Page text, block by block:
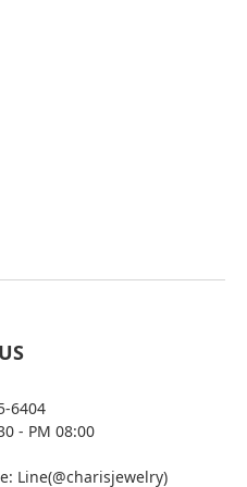
6404
- PM 08:00
Line(@charisjewelry)